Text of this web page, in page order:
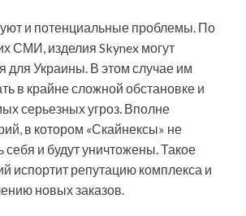
и потенциальные проблемы. По
СМИ, изделия Skynex могут
для Украины. В этом случае им
в крайне сложной обстановке и
серьезных угроз. Вполне
в котором «Скайнексы» не
себя и будут уничтожены. Такое
испортит репутацию комплекса и
новых заказов.